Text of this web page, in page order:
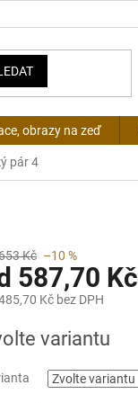
obrazy na zeď
pár 4
Kč –10 %
587,70 Kč
Kč bez DPH
variantu